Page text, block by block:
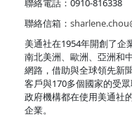
聯絡信箱：
美通社在1954年開創了企
南北美洲、歐洲、亞洲和
網路，借助與全球領先新
客戶與170多個國家的受
政府機構都在使用美通社
企業。